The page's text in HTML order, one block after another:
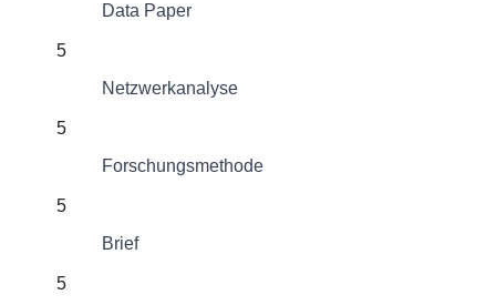
Data Paper
5
Netzwerkanalyse
5
Forschungsmethode
5
Brief
5